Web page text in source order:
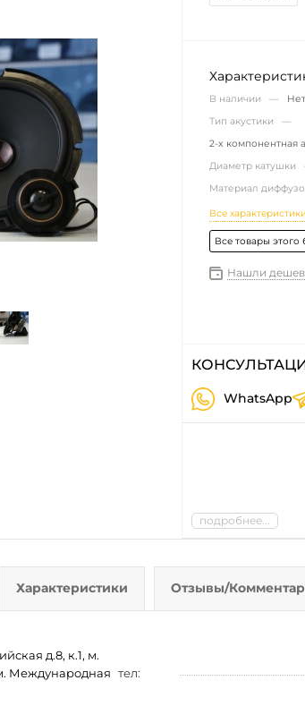
В наличии — Нет
Тип акустики —
2-х компонентная
Диаметр
Материал
Все
Все товары этого
Нашли
WhatsApp
подробнее...
Характеристики Отзывы/
д.8, к.1, м.
Международная тел: